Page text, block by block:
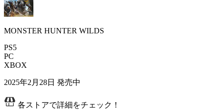
MONSTER HUNTER WILDS
PS5
PC
XBOX
2025年2月28日 発売中
各ストアで詳細をチェック！